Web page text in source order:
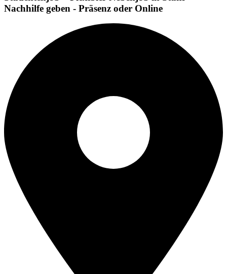
Nachhilfe geben - Präsenz oder Online